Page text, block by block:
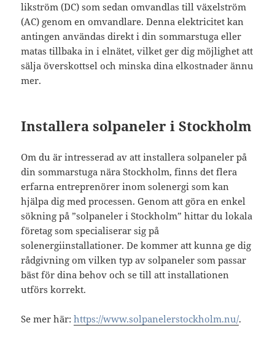
likström (DC) som sedan omvandlas till växelström
(AC) genom en omvandlare. Denna elektricitet kan
antingen användas direkt i din sommarstuga eller
matas tillbaka in i elnätet, vilket ger dig möjlighet att
sälja överskottsel och minska dina elkostnader ännu
mer.
Installera solpaneler i Stockholm
Om du är intresserad av att installera solpaneler på
din sommarstuga nära Stockholm, finns det flera
erfarna entreprenörer inom solenergi som kan
hjälpa dig med processen. Genom att göra en enkel
sökning på ”solpaneler i Stockholm” hittar du lokala
företag som specialiserar sig på
solenergiinstallationer. De kommer att kunna ge dig
rådgivning om vilken typ av solpaneler som passar
bäst för dina behov och se till att installationen
utförs korrekt.
Se mer här:https://www.solpanelerstockholm.nu/.